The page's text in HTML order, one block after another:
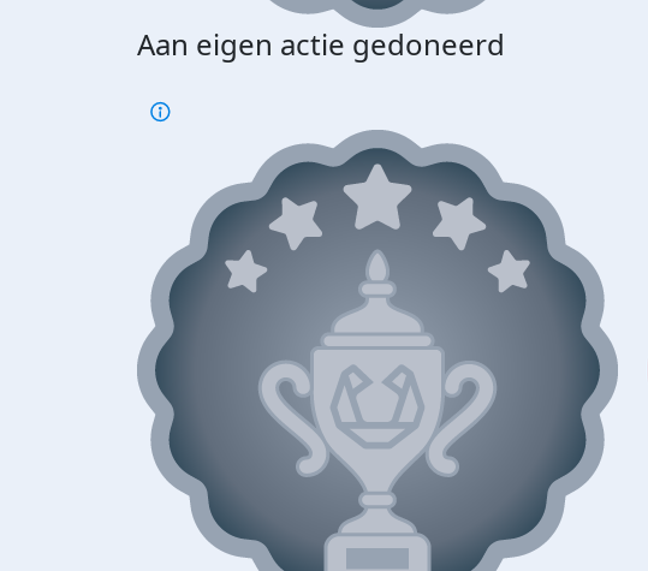
Aan eigen actie gedoneerd